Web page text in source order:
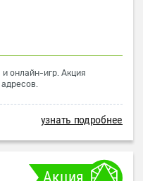
онлайн-игр. Акция
узнать подробнее
Акция